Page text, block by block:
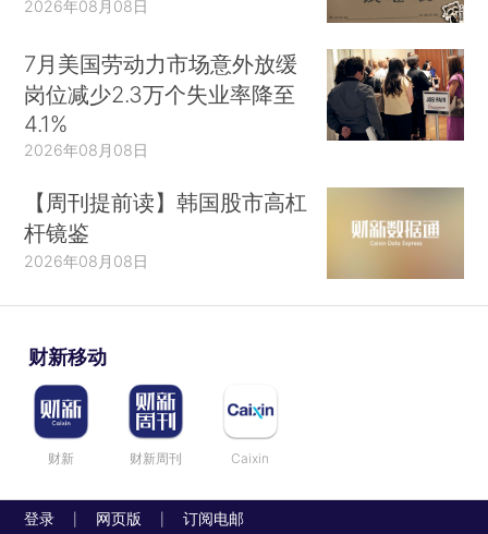
2026年08月08日
7月美国劳动力市场意外放缓
岗位减少2.3万个失业率降至
4.1%
2026年08月08日
【周刊提前读】韩国股市高杠
杆镜鉴
2026年08月08日
财新移动
财新 财新周刊 Caixin
登录 网页版 订阅电邮